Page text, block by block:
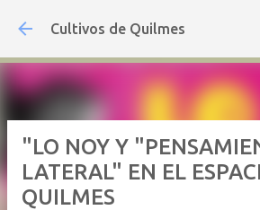
Ir al contenido
Cultivos de Quilmes
"LO NOY Y
LATERAL" EN EL
QUILMES